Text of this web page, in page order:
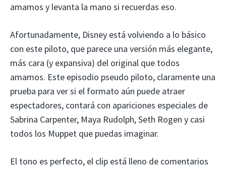
amamos y levanta la mano si recuerdas eso.
Afortunadamente, Disney está volviendo a lo básico
con este piloto, que parece una versión más elegante,
más cara (y expansiva) del original que todos
amamos. Este episodio pseudo piloto, claramente una
prueba para ver si el formato aún puede atraer
espectadores, contará con apariciones especiales de
Sabrina Carpenter, Maya Rudolph, Seth Rogen y casi
todos los Muppet que puedas imaginar.
El tono es perfecto, el clip está lleno de comentarios